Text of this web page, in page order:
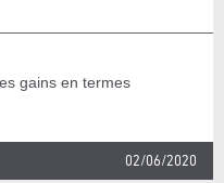
gains en termes
02/06/2020